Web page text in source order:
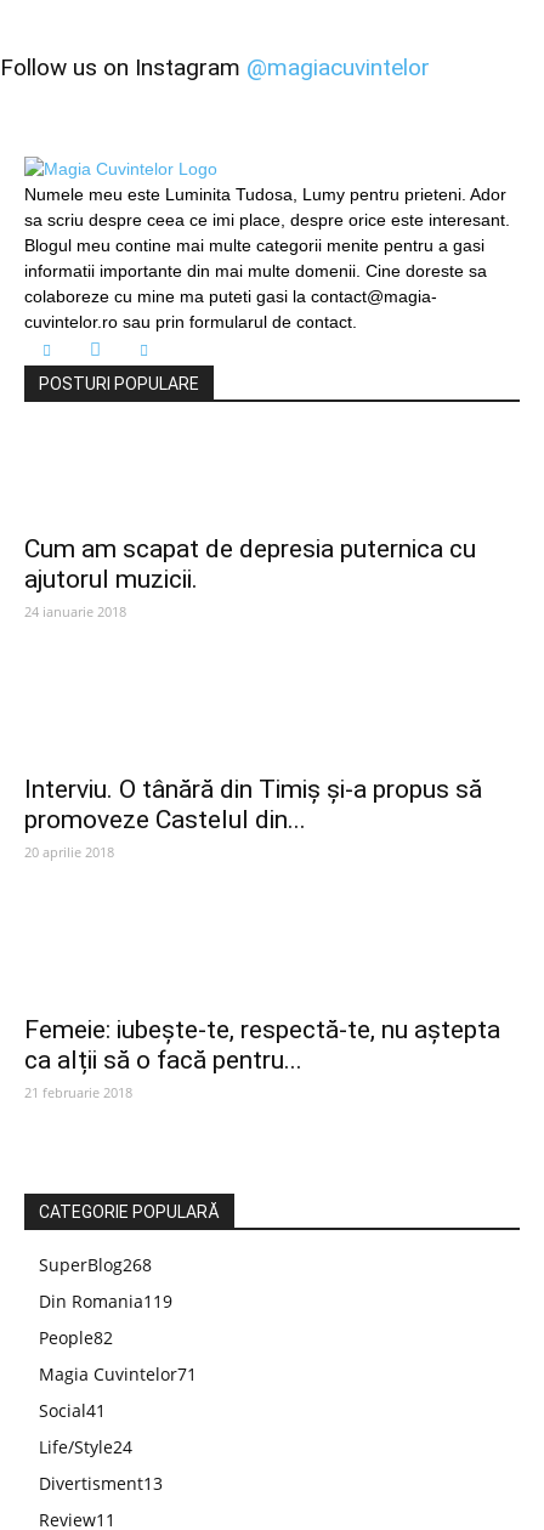
Follow us on Instagram @magiacuvintelor
Numele meu este Luminita Tudosa, Lumy pentru prieteni. Ador
sa scriu despre ceea ce imi place, despre orice este interesant.
Blogul meu contine mai multe categorii menite pentru a gasi
informatii importante din mai multe domenii. Cine doreste sa
colaboreze cu mine ma puteti gasi la contact@magia-
cuvintelor.ro sau prin formularul de contact.
POSTURI POPULARE
Cum am scapat de depresia puternica cu
ajutorul muzicii.
24 ianuarie 2018
Interviu. O tânără din Timiș și-a propus să
promoveze Castelul din...
20 aprilie 2018
Femeie: iubește-te, respectă-te, nu aștepta
ca alții să o facă pentru...
21 februarie 2018
CATEGORIE POPULARĂ
SuperBlog268
Din Romania119
People82
Magia Cuvintelor71
Social41
Life/Style24
Divertisment13
Review11